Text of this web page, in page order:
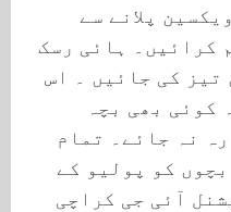
پلانے سے
کرائیں۔ ہائی رسک
تیز کی جائیں ۔ اس
کوئی بھی بچہ
نہ جائے۔ تمام
کو پولیو کے
آئی جی کراچی